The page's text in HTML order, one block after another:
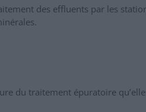
des effluents par les
du traitement épuratoire